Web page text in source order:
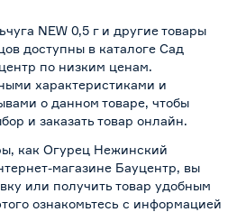
NEW 0,5 г и другие товары
доступны в каталоге Сад
по низким ценам.
характеристиками и
о данном товаре, чтобы
и заказать товар онлайн.
как Огурец Нежинский
магазине Бауцентр, вы
или получить товар удобным
ознакомьтесь с информацией